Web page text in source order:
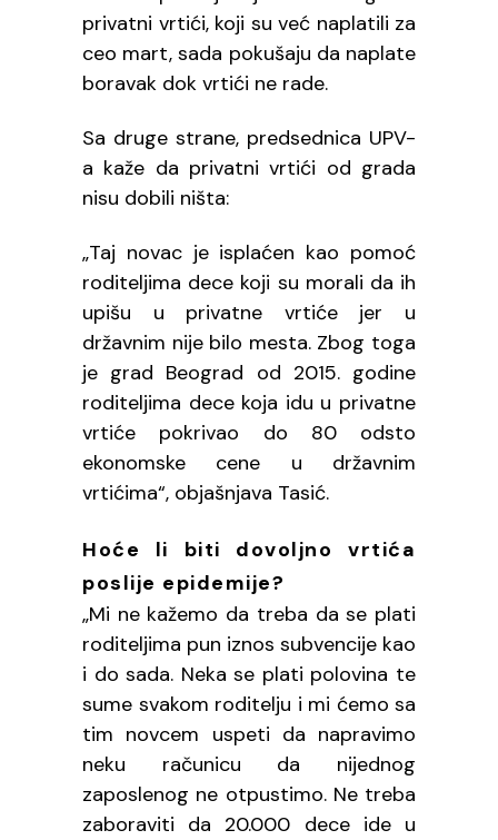
privatni vrtići, koji su već naplatili za
ceo mart, sada pokušaju da naplate
boravak dok vrtići ne rade.
Sa druge strane, predsednica UPV-
a kaže da privatni vrtići od grada
nisu dobili ništa:
„Taj novac je isplaćen kao pomoć
roditeljima dece koji su morali da ih
upišu u privatne vrtiće jer u
državnim nije bilo mesta. Zbog toga
je grad Beograd od 2015. godine
roditeljima dece koja idu u privatne
vrtiće pokrivao do 80 odsto
ekonomske cene u državnim
vrtićima“, objašnjava Tasić.
Hoće li biti dovoljno vrtića
poslije epidemije?
„Mi ne kažemo da treba da se plati
roditeljima pun iznos subvencije kao
i do sada. Neka se plati polovina te
sume svakom roditelju i mi ćemo sa
tim novcem uspeti da napravimo
neku računicu da nijednog
zaposlenog ne otpustimo. Ne treba
zaboraviti da 20.000 dece ide u